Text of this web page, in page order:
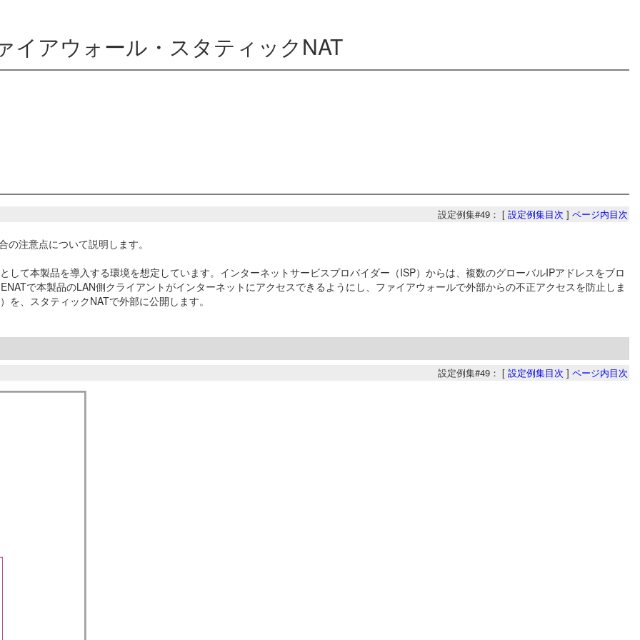
イアウォール・スタティックNAT
設定例集#49： [ 設定例集目次 ] ページ内目次
注意点について説明します。
て本製品を導入する環境を想定しています。インターネットサービスプロバイダー（ISP）からは、複数のグローバルIPアドレスをブロ
で本製品のLAN側クライアントがインターネットにアクセスできるようにし、ファイアウォールで外部からの不正アクセスを防止しま
、スタティックNATで外部に公開します。
設定例集#49： [ 設定例集目次 ] ページ内目次